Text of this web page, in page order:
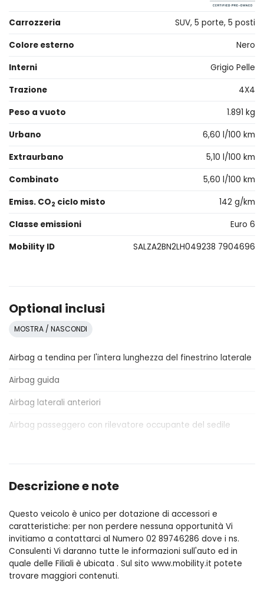
Carrozzeria
SUV, 5 porte, 5 posti
Colore esterno
Nero
Interni
Grigio Pelle
Trazione
4X4
Peso a vuoto
1.891 kg
Urbano
6,60 l/100 km
Extraurbano
5,10 l/100 km
Combinato
5,60 l/100 km
Emiss. CO2 ciclo misto
142 g/km
Classe emissioni
Euro 6
Mobility ID
SALZA2BN2LH049238 7904696
Optional inclusi
MOSTRA / NASCONDI
Airbag a tendina per l'intera lunghezza del finestrino laterale
Airbag guida
Airbag laterali anteriori
Airbag passeggero con rilevatore occupante del sedile
Am/fm radio
Android auto
Apple carplay®
Avviso cinture di sicurezza slacciate
Badge - evoque
Descrizione e note
Questo veicolo è unico per dotazione di accessori e
caratteristiche: per non perdere nessuna opportunità Vi
invitiamo a contattarci al Numero 02 89746286 dove i ns.
Consulenti Vi daranno tutte le informazioni sull'auto ed in
quale delle Filiali è ubicata . Sul sito www.mobility.it potete
trovare maggiori contenuti.